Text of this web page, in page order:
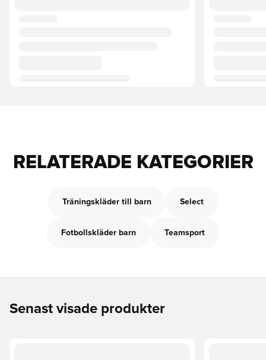
RELATERADE KATEGORIER
Träningskläder till barn Select
Fotbollskläder barn Teamsport
Senast visade produkter